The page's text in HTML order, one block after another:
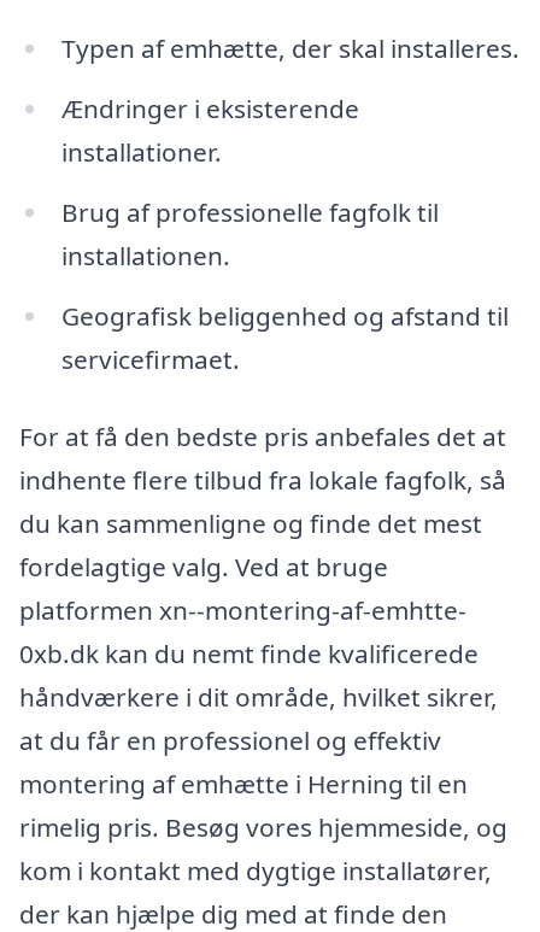
Typen af emhætte, der skal installeres.
Ændringer i eksisterende
installationer.
Brug af professionelle fagfolk til
installationen.
Geografisk beliggenhed og afstand til
servicefirmaet.
For at få den bedste pris anbefales det at
indhente flere tilbud fra lokale fagfolk, så
du kan sammenligne og finde det mest
fordelagtige valg. Ved at bruge
platformen xn--montering-af-emhtte-
0xb.dk kan du nemt finde kvalificerede
håndværkere i dit område, hvilket sikrer,
at du får en professionel og effektiv
montering af emhætte i Herning til en
rimelig pris. Besøg vores hjemmeside, og
kom i kontakt med dygtige installatører,
der kan hjælpe dig med at finde den